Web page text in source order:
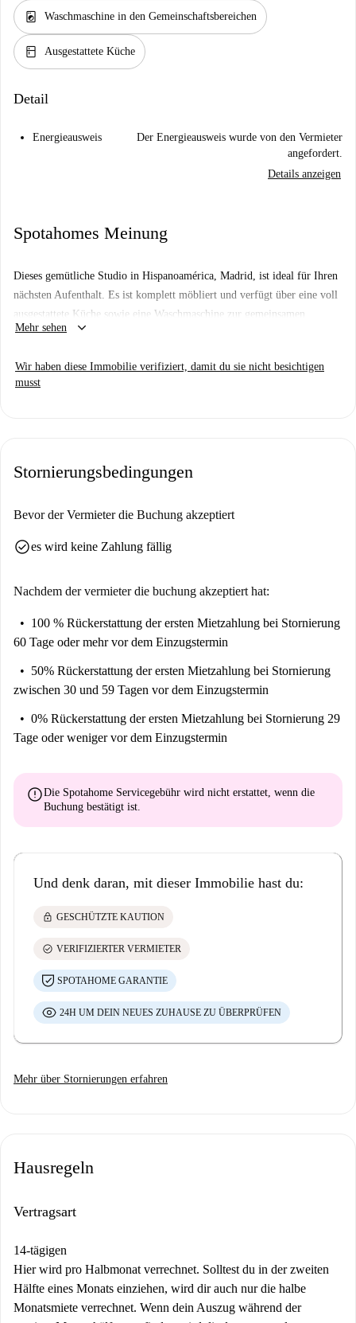
local_laundry_service Waschmaschine in den Gemeinschaftsbereichen
kitchen Ausgestattete Küche
Detail
Energieausweis
Der Energieausweis wurde von den Vermieter
angefordert.
Details anzeigen
Spotahomes Meinung
Dieses gemütliche Studio in Hispanoamérica, Madrid, ist ideal für Ihren
nächsten Aufenthalt. Es ist komplett möbliert und verfügt über eine voll
ausgestattete Küche sowie eine Waschmaschine zur gemeinsamen
Nutzung. Die Unterkunft wurde von Spotahome persönlich geprüft.
Annehmlichkeiten. In der Nähe finden Sie beliebte Restaurants wie El
Mehr sehen keyboard_arrow_down
Wir haben diese Immobilie verifiziert, damit du sie nicht besichtigen
musst
Stornierungsbedingungen
Bevor der Vermieter die Buchung akzeptiert
check_circlees wird keine Zahlung fällig
Nachdem der vermieter die buchung akzeptiert hat:
100 % Rückerstattung der ersten Mietzahlung bei Stornierung
60 Tage oder mehr vor dem Einzugstermin
50% Rückerstattung der ersten Mietzahlung bei Stornierung
zwischen 30 und 59 Tagen vor dem Einzugstermin
0% Rückerstattung der ersten Mietzahlung bei Stornierung 29
Tage oder weniger vor dem Einzugstermin
errorDie Spotahome Servicegebühr wird nicht erstattet, wenn die
Buchung bestätigt ist.
Und denk daran, mit dieser Immobilie hast du:
lock GESCHÜTZTE KAUTION
check_circle VERIFIZIERTER VERMIETER
SPOTAHOME GARANTIE
24H UM DEIN NEUES ZUHAUSE ZU ÜBERPRÜFEN
Mehr über Stornierungen erfahren
Hausregeln
Vertragsart
14-tägigen
Hier wird pro Halbmonat verrechnet. Solltest du in der zweiten
Hälfte eines Monats einziehen, wird dir auch nur die halbe
Monatsmiete verrechnet. Wenn dein Auszug während der